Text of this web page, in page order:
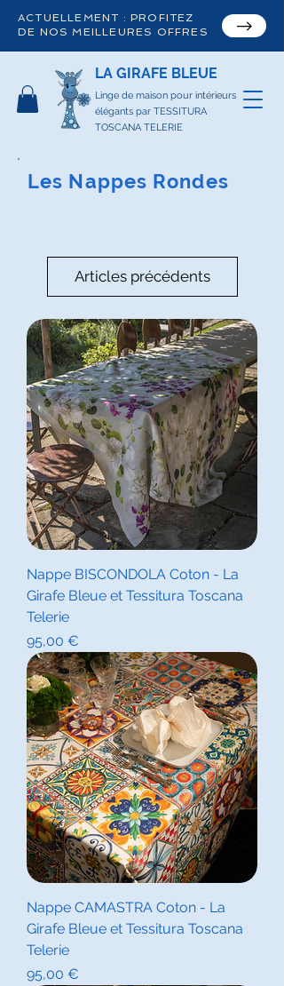
ACTUELLEMENT : PROFITEZ
DE NOS MEILLEURES OFFRES
LA GIRAFE BLEUE
Linge de maison pour intérieurs
élégants par TESSITURA
TOSCANA TELERIE
Les Nappes Rondes
Articles précédents
Nappe BISCONDOLA Coton - La
Girafe Bleue et Tessitura Toscana
Telerie
Prix
95,00 €
Nappe CAMASTRA Coton - La
Girafe Bleue et Tessitura Toscana
Telerie
Prix
95,00 €